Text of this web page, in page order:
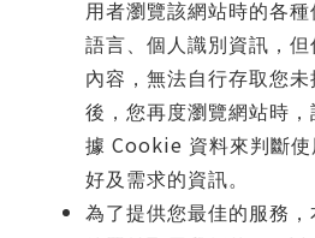
用者瀏覽該網站時的各種
語言、個人識別資訊，
內容，無法自行存取您
後，您再度瀏覽網站時，
據 Cookie 資料來判斷
好及需求的資訊。
為了提供您最佳的服務